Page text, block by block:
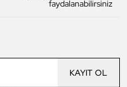
faydalanabilirsiniz
KAYIT OL